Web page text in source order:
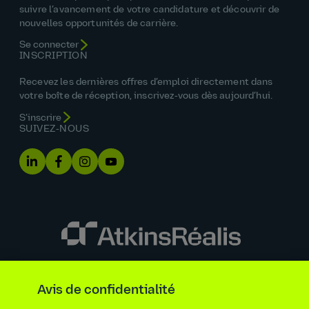
suivre l’avancement de votre candidature et découvrir de
nouvelles opportunités de carrière.
Se connecter
INSCRIPTION
Recevez les dernières offres d’emploi directement dans
votre boîte de réception, inscrivez‑vous dès aujourd’hui.
S’inscrire
SUIVEZ‑NOUS
Renseignements requis par la loi et la réglementation
Avis de confidentialité